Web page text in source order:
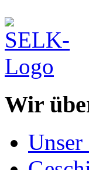
Wir
Unser